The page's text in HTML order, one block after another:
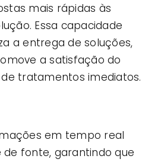
mais rápidas às
Essa capacidade
a entrega de soluções,
a satisfação do
tratamentos imediatos.
em tempo real
fonte, garantindo que